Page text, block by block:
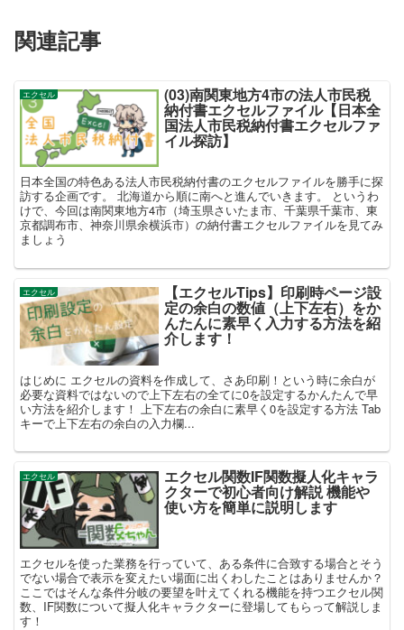
関連記事
エクセル (03)南関東地方4市の法人市民税
納付書エクセルファイル【日本全
国法人市民税納付書エクセルファ
イル探訪】
日本全国の特色ある法人市民税納付書のエクセルファイルを勝手に探
訪する企画です。 北海道から順に南へと進んでいきます。 というわ
けで、今回は南関東地方4市（埼玉県さいたま市、千葉県千葉市、東
京都調布市、神奈川県余横浜市）の納付書エクセルファイルを見てみ
ましょう
エクセル 【エクセルTips】印刷時ページ設
定の余白の数値（上下左右）をか
んたんに素早く入力する方法を紹
介します！
はじめに エクセルの資料を作成して、さあ印刷！という時に余白が
必要な資料ではないので上下左右の全てに0を設定するかんたんで早
い方法を紹介します！ 上下左右の余白に素早く0を設定する方法 Tab
キーで上下左右の余白の入力欄...
エクセル エクセル関数IF関数擬人化キャラ
クターで初心者向け解説 機能や
使い方を簡単に説明します
エクセルを使った業務を行っていて、ある条件に合致する場合とそう
でない場合で表示を変えたい場面に出くわしたことはありませんか？
ここではそんな条件分岐の要望を叶えてくれる機能を持つエクセル関
数、IF関数について擬人化キャラクターに登場してもらって解説しま
す！